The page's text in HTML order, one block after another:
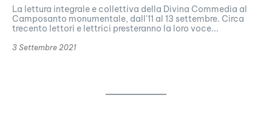
La lettura integrale e collettiva della Divina Commedia al
Camposanto monumentale, dall'11 al 13 settembre. Circa
trecento lettori e lettrici presteranno la loro voce...
3 Settembre 2021